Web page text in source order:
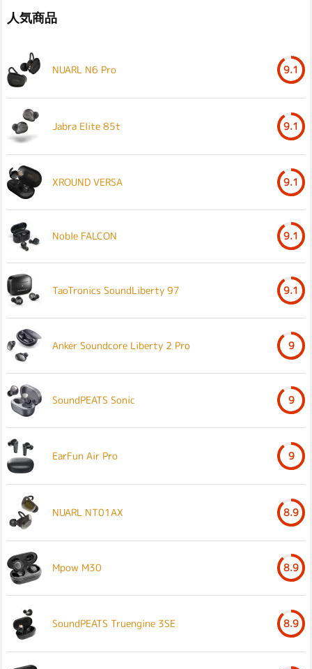
人気商品
NUARL N6 Pro 9.1
Jabra Elite 85t 9.1
XROUND VERSA 9.1
Noble FALCON 9.1
TaoTronics SoundLiberty 97 9.1
Anker Soundcore Liberty 2 Pro 9
SoundPEATS Sonic 9
EarFun Air Pro 9
NUARL NT01AX 8.9
Mpow M30 8.9
SoundPEATS Truengine 3SE 8.9